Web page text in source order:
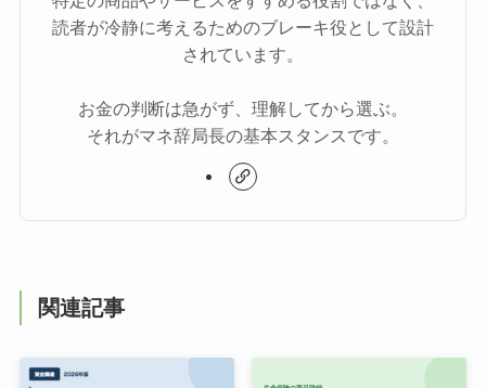
読者が冷静に考えるためのブレーキ役として設計
されています。
お金の判断は急がず、理解してから選ぶ。
それがマネ辞局長の基本スタンスです。
関連記事